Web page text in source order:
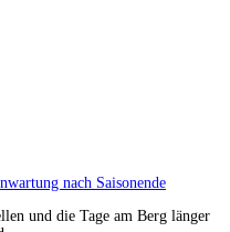
nach Saisonende
und die Tage am Berg länger